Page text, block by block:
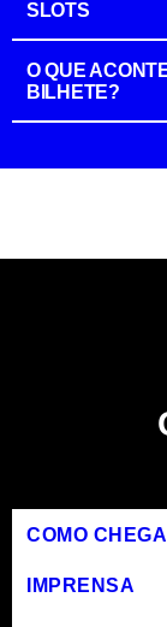
SLOTS
O QUE
BILHETE?
COMO
IMPRENSA